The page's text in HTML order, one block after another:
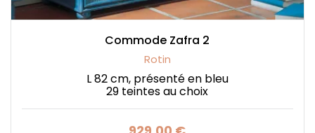
Commode Zafra 2
Rotin
L 82 cm, présenté en bleu
29 teintes au choix